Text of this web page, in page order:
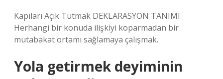
Kapıları Açık Tutmak DEKLARASYON TANIMI
Herhangi bir konuda ilişkiyi koparmadan bir
mutabakat ortamı sağlamaya çalışmak.
Yola getirmek deyiminin